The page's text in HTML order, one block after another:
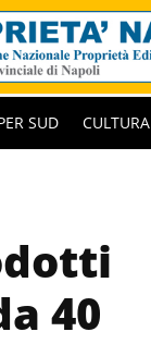
SUD CULTURA
40